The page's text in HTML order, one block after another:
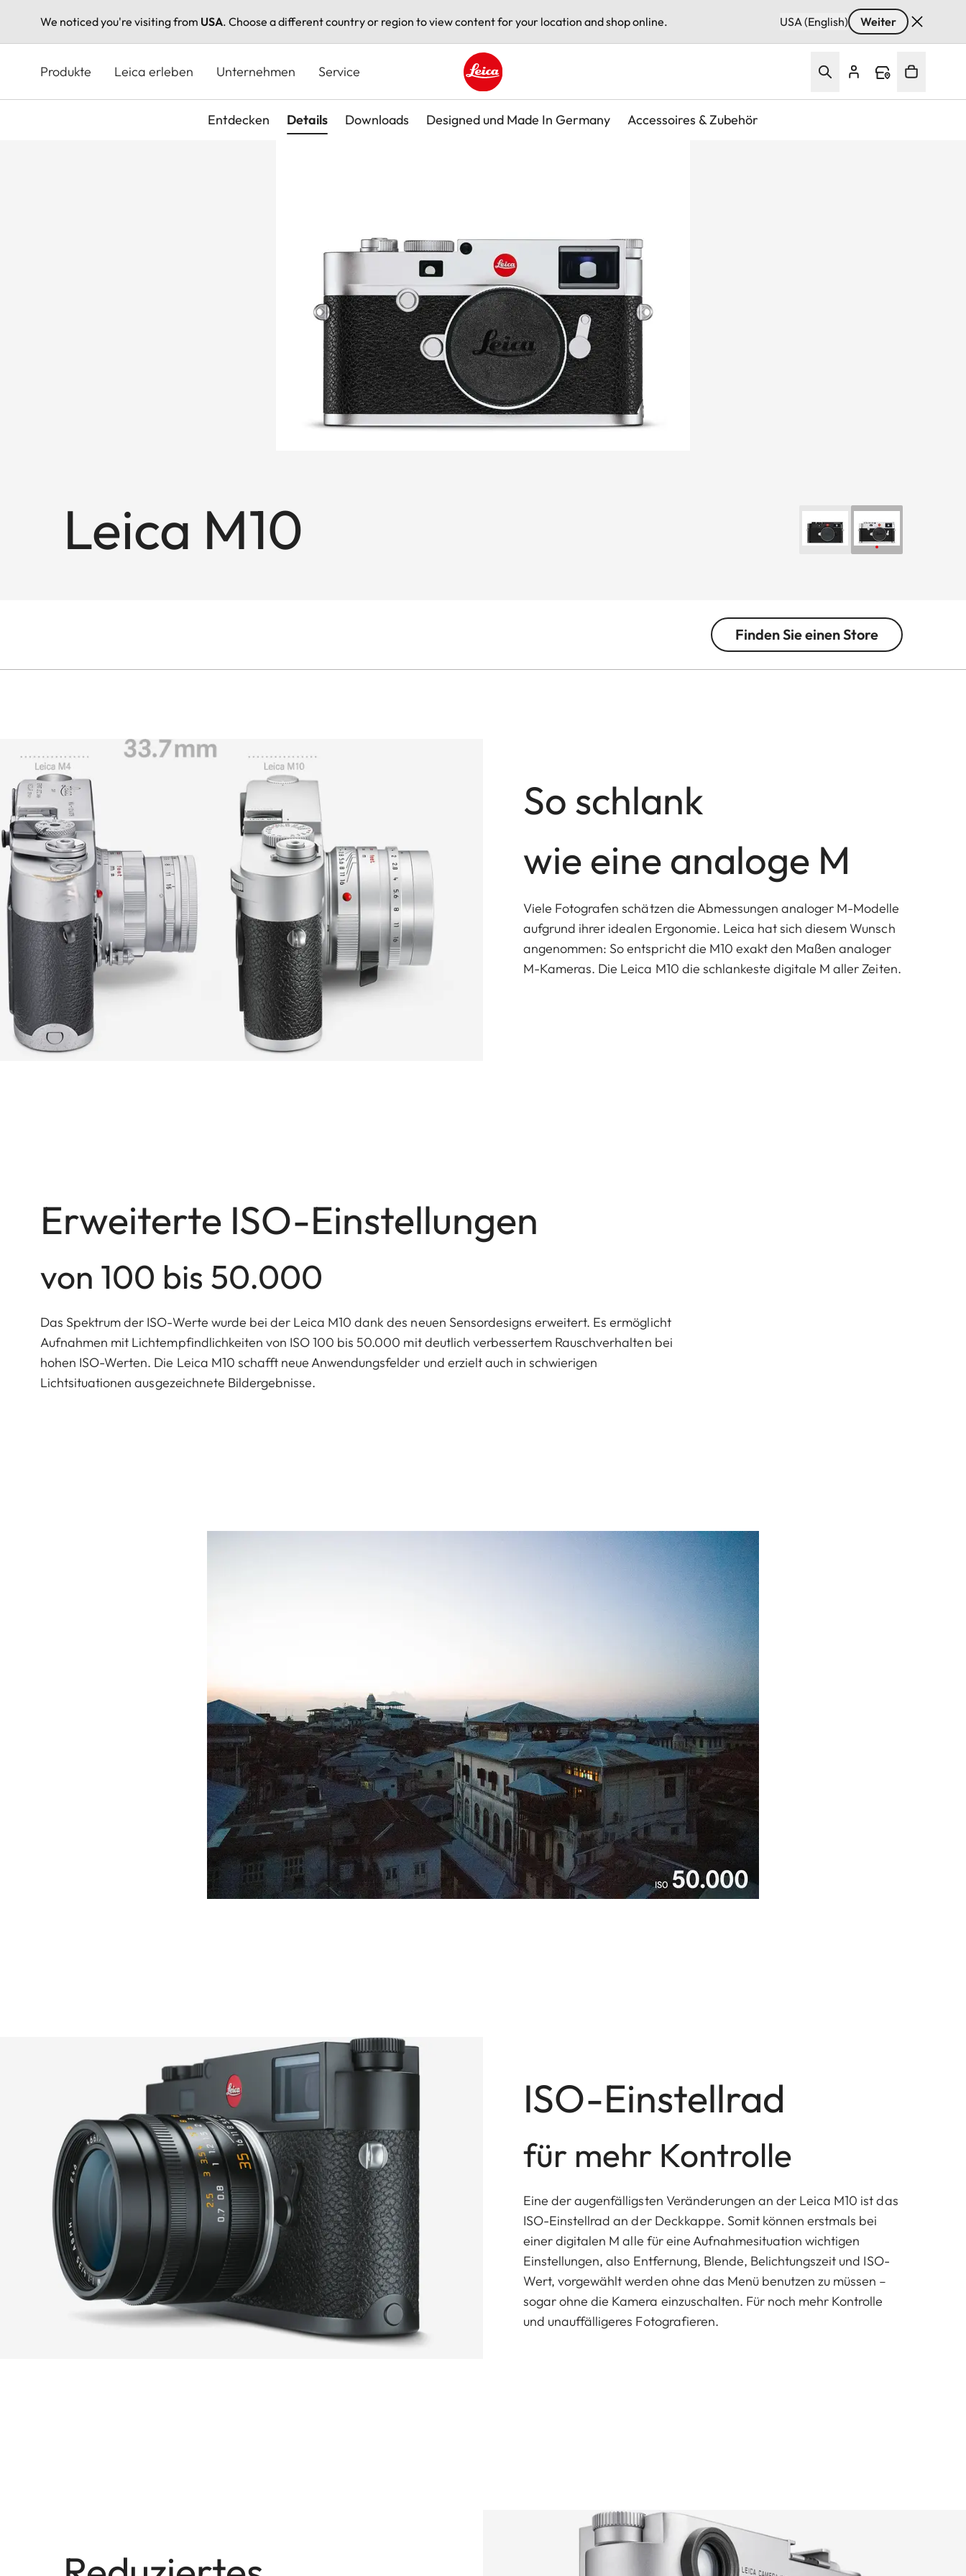
We noticed you're visiting from USA. Choose a different country or region to view content for your location and shop online. USA (English) Weiter
Produkte Leica erleben Unternehmen Service
Leica logo - Home
Entdecken Details Downloads Designed und Made In Germany Accessoires & Zubehör
Leica M10
Finden Sie einen Store
So schlank
wie eine analoge M
Viele Fotografen schätzen die Abmessungen analoger M-Modelle
aufgrund ihrer idealen Ergonomie. Leica hat sich diesem Wunsch
angenommen: So entspricht die M10 exakt den Maßen analoger
M-Kameras. Die Leica M10 die schlankeste digitale M aller Zeiten.
Erweiterte ISO-Einstellungen
von 100 bis 50.000
Das Spektrum der ISO-Werte wurde bei der Leica M10 dank des neuen Sensordesigns erweitert. Es ermöglicht
Aufnahmen mit Lichtempfindlichkeiten von ISO 100 bis 50.000 mit deutlich verbessertem Rauschverhalten bei
hohen ISO-Werten. Die Leica M10 schafft neue Anwendungsfelder und erzielt auch in schwierigen
Lichtsituationen ausgezeichnete Bildergebnisse.
ISO-Einstellrad
für mehr Kontrolle
Eine der augenfälligsten Veränderungen an der Leica M10 ist das
ISO-Einstellrad an der Deckkappe. Somit können erstmals bei
einer digitalen M alle für eine Aufnahmesituation wichtigen
Einstellungen, also Entfernung, Blende, Belichtungszeit und ISO-
Wert, vorgewählt werden ohne das Menü benutzen zu müssen –
sogar ohne die Kamera einzuschalten. Für noch mehr Kontrolle
und unauffälligeres Fotografieren.